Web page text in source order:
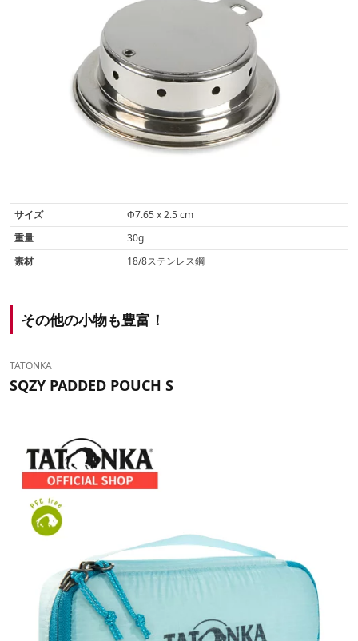
サイズ
Φ7.65 x 2.5 cm
重量
30g
素材
18/8ステンレス鋼
その他の小物も豊富！
TATONKA
SQZY PADDED POUCH S